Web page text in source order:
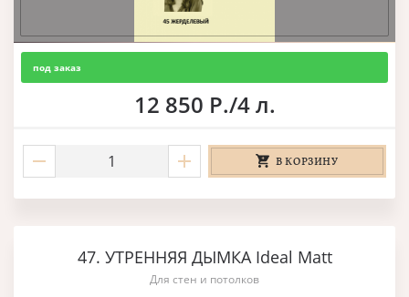
под заказ
12 850 Р./4 л.
В КОРЗИНУ
47. УТРЕННЯЯ ДЫМКА Ideal Matt
Для стен и потолков